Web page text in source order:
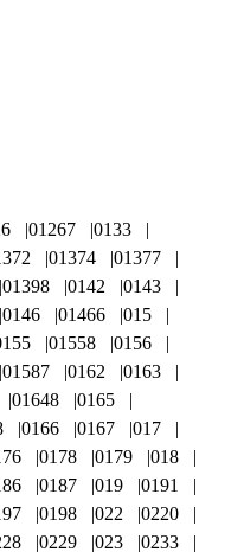
01267
0133
01374
01377
01398 0142
0143
0146 01466
015
01558
0156
01587 0162
0163
01648
0165
0166 0167
017
0178 0179
018
0187 019
0191
0198 022
0220
0229 023 0233